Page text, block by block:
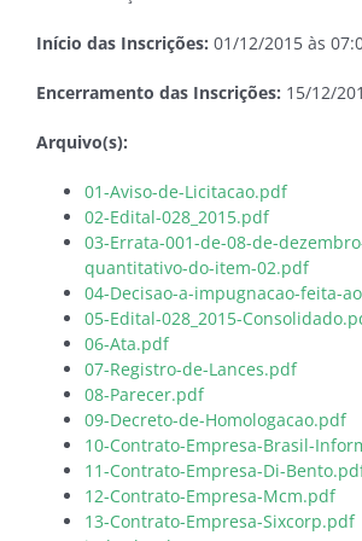
Início das Inscrições: 01/12/2015 às
Encerramento das Inscrições: 15/12/
Arquivo(s):
01-Aviso-de-Licitacao.pdf
02-Edital-028_2015.pdf
03-Errata-001-de-08-de-
quantitativo-do-item-02.pdf
04-Decisao-a-impugnacao-feita-
05-Edital-028_2015-
06-Ata.pdf
07-Registro-de-Lances.pdf
08-Parecer.pdf
09-Decreto-de-Homologacao.pdf
10-Contrato-Empresa-Brasil-
11-Contrato-Empresa-Di-
12-Contrato-Empresa-Mcm.pdf
13-Contrato-Empresa-Sixcorp.pdf